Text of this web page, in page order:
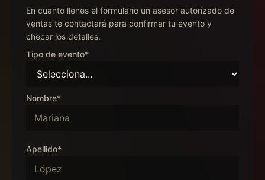
En cuanto llenes el formulario un asesor autorizado de
ventas te contactará para confirmar tu evento y
checar los detalles.
Tipo de evento*
Nombre*
Apellido*